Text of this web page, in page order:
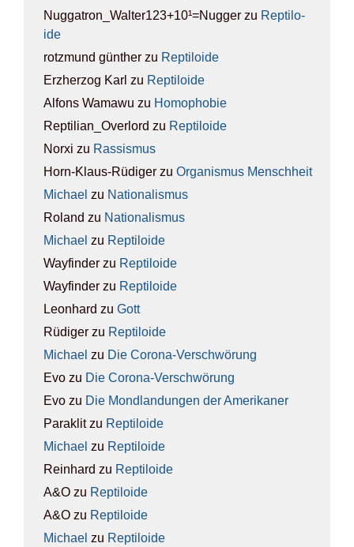
Nuggatron_Walter123+10¹=Nugger zu Rep­ti­lo­
ide
rotzmund günther zu Rep­ti­lo­ide
Erzherzog Karl zu Rep­ti­lo­ide
Alfons Wamawu zu Homo­pho­bie
Reptilian_Overlord zu Rep­ti­lo­ide
Norxi zu Ras­sis­mus
Horn-Klaus-Rüdiger zu Orga­nis­mus Mensch­heit
Michael zu Natio­na­lis­mus
Roland zu Natio­na­lis­mus
Michael zu Rep­ti­lo­ide
Wayfinder zu Rep­ti­lo­ide
Wayfinder zu Rep­ti­lo­ide
Leonhard zu Gott
Rüdiger zu Rep­ti­lo­ide
Michael zu Die Coro­na-Ver­schwö­rung
Evo zu Die Coro­na-Ver­schwö­rung
Evo zu Die Mond­lan­dun­gen der Ame­ri­ka­ner
Paraklitzu Rep­ti­lo­ide
Michael zu Rep­ti­lo­ide
Reinhard zu Rep­ti­lo­ide
A&O zu Rep­ti­lo­ide
A&O zu Rep­ti­lo­ide
Michael zu Rep­ti­lo­ide